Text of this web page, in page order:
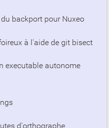
backport pour Nuxeo
à l'aide de git bisect
executable autonome
d'orthographe